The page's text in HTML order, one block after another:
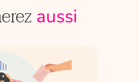
aussi